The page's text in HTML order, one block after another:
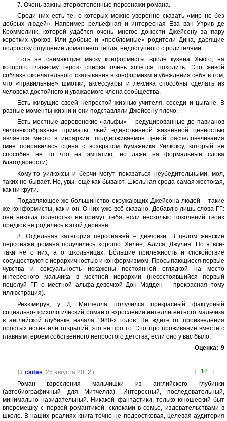
7. Очень важны второстепенные персонажи романа.
Среди них есть те, о которых можно уверенно сказать «мир не без
добрых людей». Например рельефная и интересная Ева ван Утрив де
Кроммелинк, которой удаётся очень многое донести Джейсону за пару
коротких уроков. Или добрые и «проблемные» родители Дина, дарящие
подростку ощущение домашнего тепла, недоступного с родителями.
Есть не снимающие маску конформисты вроде кузена Хьюго, на
которого главному герою сперва очень хочется походить. Это живой
соблазн окончательного скатывания в конформизм и убеждения себя в том,
что «правильные» шмотки, аксессуары и лексика способны сделать из
человека достойного и уважаемого члена сообщества.
Есть живущие своей непростой жизнью учителя, соседи и цыгане. В
разные моменты жизни и они подставляли Джейсону плечо.
Есть местные деревенские «альфы» – редуцированные до павианов
человекообразные приматы, чьей единственной жизненной ценностью
является место в иерархии, поддерживаемое ценой расчеловечивания
(мне понравилась сцена с возвратом бумажника Уилкоксу, который не
способен не то что на эмпатию, но даже на формальные слова
благодарности).
Кому-то уилкоксы и бёрчи могут показаться неубедительными, мол,
таких не бывает. Но, увы, ещё как бывают. Школьная среда самая жестокая,
как ни крути.
Подавляющее же большинство окружающих Джейсона людей – такие
же конформисты, как и он. О них уже всё сказано. Добавлю лишь слова ГГ:
они никогда полностью не примут тебя, если несколько поколений твоих
предков не родились в этой деревне.
8. Отдельная категория персонажей – девчонки. В целом женские
персонажи романа получились хорошо: Хелен, Алиса, Джулия. Но я всё-
таки не о них, а о школьницах. Бóльшие прилежность и спокойствие
сосуществуют с иерархичностью и конформизмом. Просыпающиеся первые
чувства и сексуальность искажены постоянной оглядкой на место
интересного мальчика в местной иерархии (несостоявшийся первый
поцелуй ГГ с местной альфа-девочкой Дон Мэдден – прекрасная тому
иллюстрация).
Резюмируя, у Д. Митчелла получился прекрасный фактурный
социально-психологический роман о взрослении интеллигентного мальчика
в английской глубинке начала 1980-х годов. Не ждите от произведения
простых истин или открытий, это не про то. Это про проживание вместе с
главным героем собственного непростого детства, если оно у вас было.
Оценка: 9
[ 12 ]
caites, 25 августа 2012 г.
Роман взросления мальчишки из английского глубинки
(автобиографичный для Митчелла). Интересный, последовательный,
минимально назидательный. Никакой фантастики, только юношеский быт
вперемешку с первой романтикой, склоками в семье, издевательствами в
школе. В наших реалиях книга точно не подростковая, целевая аудитория